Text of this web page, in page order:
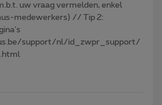
uw vraag vermelden, enkel
medewerkers) // Tip 2:
support/nl/id_zwpr_support/